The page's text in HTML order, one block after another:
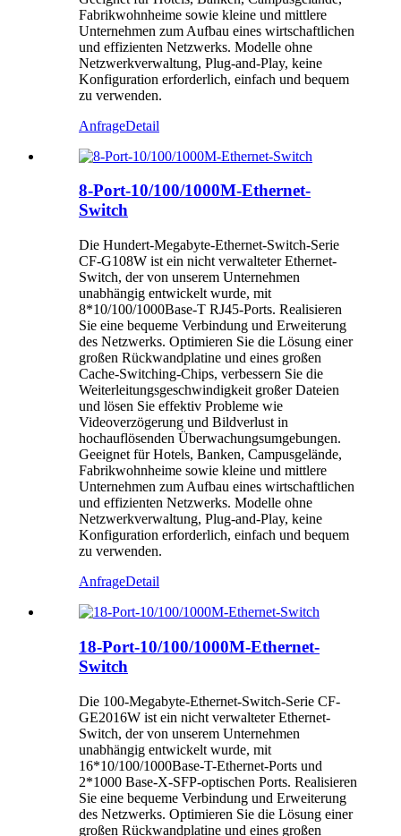
Fabrikwohnheime sowie kleine und mittlere
Unternehmen zum Aufbau eines wirtschaftlichen
und effizienten Netzwerks. Modelle ohne
Netzwerkverwaltung, Plug-and-Play, keine
Konfiguration erforderlich, einfach und bequem
zu verwenden.
AnfrageDetail
8-Port-10/100/1000M-Ethernet-
Switch
Die Hundert-Megabyte-Ethernet-Switch-Serie
CF-G108W ist ein nicht verwalteter Ethernet-
Switch, der von unserem Unternehmen
unabhängig entwickelt wurde, mit
8*10/100/1000Base-T RJ45-Ports. Realisieren
Sie eine bequeme Verbindung und Erweiterung
des Netzwerks. Optimieren Sie die Lösung einer
großen Rückwandplatine und eines großen
Cache-Switching-Chips, verbessern Sie die
Weiterleitungsgeschwindigkeit großer Dateien
und lösen Sie effektiv Probleme wie
Videoverzögerung und Bildverlust in
hochauflösenden Überwachungsumgebungen.
Geeignet für Hotels, Banken, Campusgelände,
Fabrikwohnheime sowie kleine und mittlere
Unternehmen zum Aufbau eines wirtschaftlichen
und effizienten Netzwerks. Modelle ohne
Netzwerkverwaltung, Plug-and-Play, keine
Konfiguration erforderlich, einfach und bequem
zu verwenden.
AnfrageDetail
18-Port-10/100/1000M-Ethernet-
Switch
Die 100-Megabyte-Ethernet-Switch-Serie CF-
GE2016W ist ein nicht verwalteter Ethernet-
Switch, der von unserem Unternehmen
unabhängig entwickelt wurde, mit
16*10/100/1000Base-T-Ethernet-Ports und
2*1000 Base-X-SFP-optischen Ports. Realisieren
Sie eine bequeme Verbindung und Erweiterung
des Netzwerks. Optimieren Sie die Lösung einer
großen Rückwandplatine und eines großen